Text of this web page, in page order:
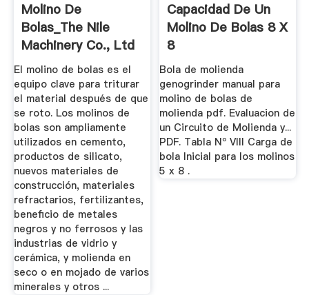
Molino De
Bolas_The Nile
Machinery Co., Ltd
El molino de bolas es el
equipo clave para triturar
el material después de que
se roto. Los molinos de
bolas son ampliamente
utilizados en cemento,
productos de silicato,
nuevos materiales de
construcción, materiales
refractarios, fertilizantes,
beneficio de metales
negros y no ferrosos y las
industrias de vidrio y
cerámica, y molienda en
seco o en mojado de varios
minerales y otros ...
Capacidad De Un
Molino De Bolas 8 X
8
Bola de molienda
genogrinder manual para
molino de bolas de
molienda pdf. Evaluacion de
un Circuito de Molienda y...
PDF. Tabla Nº VIII Carga de
bola Inicial para los molinos
5 x 8 .